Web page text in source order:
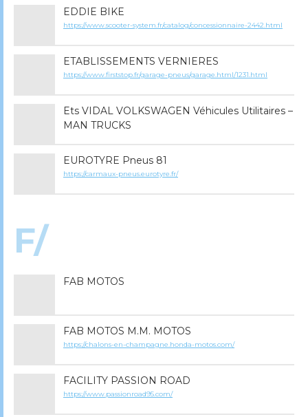
EDDIE BIKE
https://www.scooter-system.fr/catalog/concessionnaire-2442.html
ETABLISSEMENTS VERNIERES
https://www.firststop.fr/garage-pneus/garage.html/1231.html
Ets VIDAL VOLKSWAGEN Véhicules Utilitaires –
MAN TRUCKS
EUROTYRE Pneus 81
https://carmaux-pneus.eurotyre.fr/
F/
FAB MOTOS
FAB MOTOS M.M. MOTOS
https://chalons-en-champagne.honda-motos.com/
FACILITY PASSION ROAD
https://www.passionroad95.com/